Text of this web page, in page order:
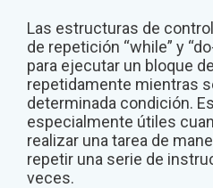
Las estructuras de
de repetición “while” y
para ejecutar un bloque
repetidamente mientras
determinada condición.
especialmente útiles
realizar una tarea de
repetir una serie de
veces.